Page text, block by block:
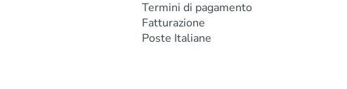
Termini di pagamento
Fatturazione
Poste Italiane